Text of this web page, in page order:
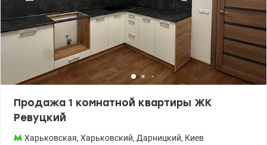
Продажа 1 комнатной квартиры ЖК
Ревуцкий
Харьковская, Харьковский, Дарницкий, Киев